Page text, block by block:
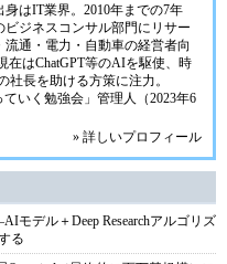
はIT業界。2010年までの7年
ジネスコンサル部門にリサー
通・電力・自動車の経営者向
在はChatGPT等のAIを駆使、時
長を助ける方策に注力。
ていく勉強会」管理人（2023年6
» 詳しいプロフィール
デル＋Deep Researchアルゴリズ
る